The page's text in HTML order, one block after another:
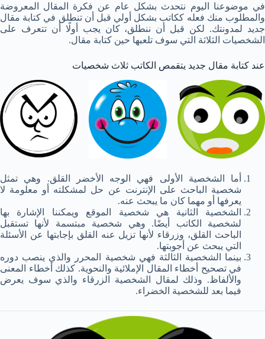
في موضوعنا اليوم نتحدث بشكل عام عن فكرة المقال المعروضة
والمطلوب منك فعله ككاتب بشكل أولي قبل أن تنطلق في كتابة مقال
جديد لمدونتك. لكن قبل أن ننطلق، كان يجب أولًا أن تتعرف على
الشخصيات الثلاثة التي سوف تلعبها حين كتابة مقال.
عند كتابة مقال جديد يتقمص الكاتب ثلاث شخصيات
أما الشخصية الأولى فهي الوجه الأخضر القلق. وهي تمثل
شخصية الباحث على الإنترنت عن حل لمشكلته أو معلومة لا
يعرفها أو مهما كان ما يبحث عنه.
الشخصية الثانية هي شخصية الموقع ويمكننا الإشارة بها
لشخصية الكاتب أيضًا. وهي شخصية مبتسمة لأنها تستقبل
الباحث القلق، وزرقاء لأنها تزيل عنه القلق بإجابتها عن الأسئلة
التي يبحث عن أجوبتها.
بينما الشخصية الثالثة فهي شخصية المحرر والذي ينصب دوره
في تصحيح أخطاء المقال الإملائية والنحوية. كذلك أخطاء المعنى
والألفاظ. وذلك لمقال الشخصية الزرقاء والذي سوف يعرض
فيما بعد للشخصية الخضراء.